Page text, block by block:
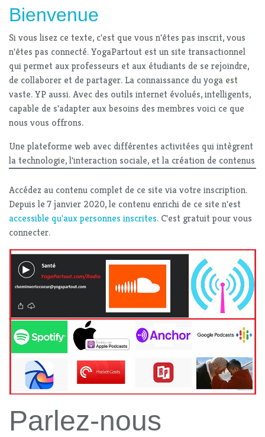
Bienvenue
Si vous lisez ce texte, c'est que vous n'êtes pas inscrit, vous
n'êtes pas connecté. YogaPartout est un site transactionnel
qui permet aux professeurs et aux étudiants de se rejoindre,
de collaborer et de partager. La connaissance du yoga est
vaste. YP aussi. Avec des outils internet évolués, intelligents,
capable de s'adapter aux besoins des membres voici ce que
nous vous offrons.
Une plateforme web avec différentes activitées qui intègrent
la technologie, l'interaction sociale, et la création de contenus
Accédez au contenu complet de ce site via votre inscription.
Depuis le 7 janvier 2020, le contenu enrichi de ce site n'est
accessible qu'aux personnes inscrites. C'est gratuit pour vous
connecter.
Parlez-nous